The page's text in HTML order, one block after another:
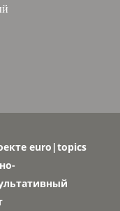
euro|topics